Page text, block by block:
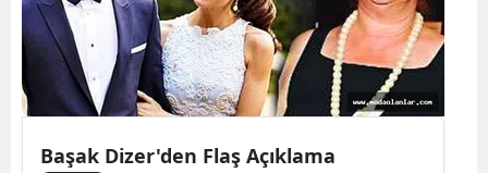
Başak Dizer'den Flaş Açıklama